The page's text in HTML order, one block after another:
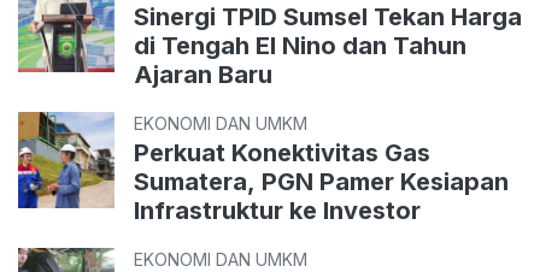
Sinergi TPID Sumsel Tekan Harga
di Tengah El Nino dan Tahun
Ajaran Baru
EKONOMI DAN UMKM
Perkuat Konektivitas Gas
Sumatera, PGN Pamer Kesiapan
Infrastruktur ke Investor
EKONOMI DAN UMKM